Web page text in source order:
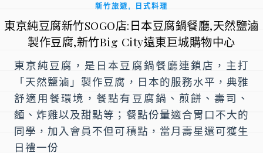
新竹旅遊, 日式料理
東京純豆腐新竹SOGO店:日本豆腐鍋餐廳,天然鹽滷
製作豆腐,新竹Big City遠東巨城購物中心
東京純豆腐，是日本豆腐鍋餐廳連鎖店，主打
「天然鹽滷」製作豆腐，日本的服務水平，典雅
舒適用餐環境，餐點有豆腐鍋、煎餅、壽司、
麵、炸雞以及甜點等；餐點份量適合胃口不大的
同學，加入會員不但可積點，當月壽星還可獲生
日禮一份